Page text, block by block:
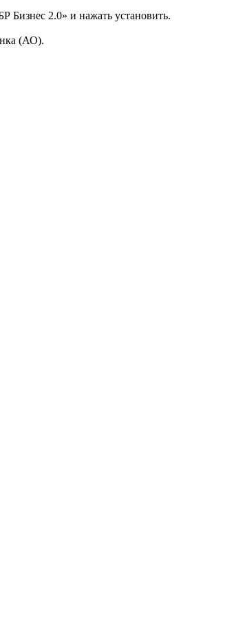
Бизнес 2.0» и нажать установить.
(АО).